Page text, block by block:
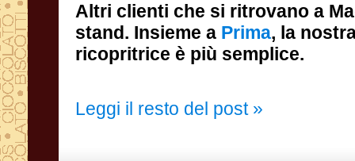
Altri clienti che si ritrovano a
stand. Insieme a Prima, la
ricopritrice è più semplice.
Leggi il resto del post »